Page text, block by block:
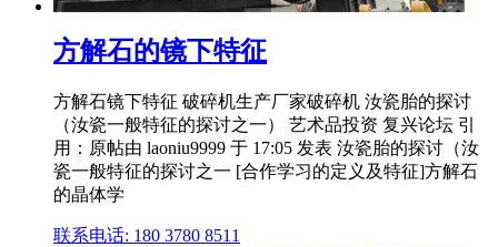
方解石的镜下特征
方解石镜下特征 破碎机生产厂家破碎机 汝瓷胎的探讨
（汝瓷一般特征的探讨之一） 艺术品投资 复兴论坛 引
用：原帖由 laoniu9999 于 17:05 发表 汝瓷胎的探讨（汝
瓷一般特征的探讨之一 [合作学习的定义及特征]方解石
的晶体学
联系电话: 180 3780 8511